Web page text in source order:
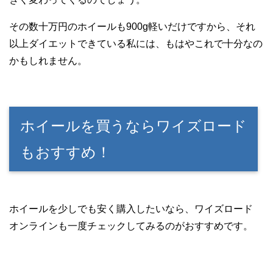
その数十万円のホイールも900g軽いだけですから、それ
以上ダイエットできている私には、もはやこれで十分なの
かもしれません。
ホイールを買うならワイズロード
もおすすめ！
ホイールを少しでも安く購入したいなら、ワイズロード
オンラインも一度チェックしてみるのがおすすめです。